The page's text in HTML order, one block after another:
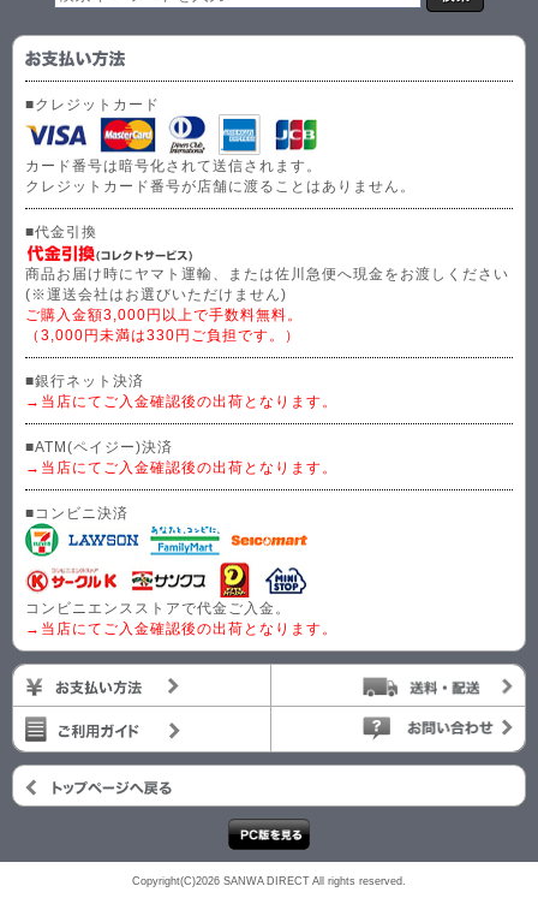
■クレジットカード
カード番号は暗号化されて送信されます。
クレジットカード番号が店舗に渡ることはありません。
■代金引換
商品お届け時にヤマト運輸、または佐川急便へ現金をお渡しください
(※運送会社はお選びいただけません)
ご購入金額3,000円以上で手数料無料。
（3,000円未満は330円ご負担です。）
■銀行ネット決済
→当店にてご入金確認後の出荷となります。
■ATM(ペイジー)決済
→当店にてご入金確認後の出荷となります。
■コンビニ決済
コンビニエンスストアで代金ご入金。
→当店にてご入金確認後の出荷となります。
Copyright(C)2026 SANWA DIRECT All rights reserved.